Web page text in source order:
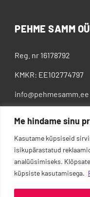
Me hindame sinu
Kasutame küpsiseid
isikupärastatud
analüüsimiseks.
küpsiste kasutamisega.
PEHME SAMM OÜ
Reg. nr 16178792
KMKR: EE102774797
info@pehmesamm.ee